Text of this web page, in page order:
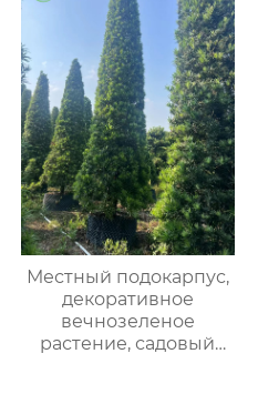
Местный подокарпус,
декоративное
вечнозеленое
растение, садовый